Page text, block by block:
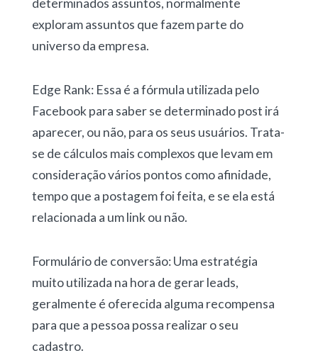
determinados assuntos, normalmente
exploram assuntos que fazem parte do
universo da empresa.
Edge Rank: Essa é a fórmula utilizada pelo
Facebook para saber se determinado post irá
aparecer, ou não, para os seus usuários. Trata-
se de cálculos mais complexos que levam em
consideração vários pontos como afinidade,
tempo que a postagem foi feita, e se ela está
relacionada a um link ou não.
Formulário de conversão: Uma estratégia
muito utilizada na hora de gerar leads,
geralmente é oferecida alguma recompensa
para que a pessoa possa realizar o seu
cadastro.